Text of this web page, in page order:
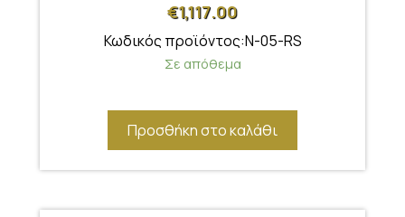
€1,117.00
Κωδικός προϊόντος:N-05-RS
Σε απόθεμα
Προσθήκη στο καλάθι